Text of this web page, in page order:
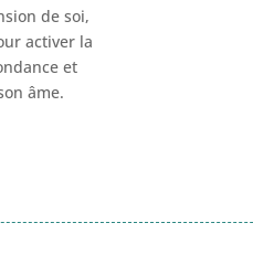
de soi,
activer la
et
âme.